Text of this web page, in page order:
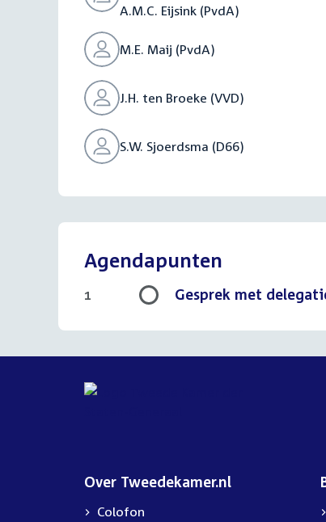
A.M.C. Eijsink (PvdA)
M.E. Maij (PvdA)
J.H. ten Broeke (VVD)
S.W. Sjoerdsma (D66)
Agendapunten
Gesprek met
1
Over Tweedekamer.nl
Colofon